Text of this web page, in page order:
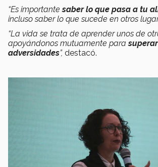
“Es importantesaber lo que pasa a tu
incluso saber lo que sucede en otros
“La vida se trata de aprender unos de
apoyándonos mutuamente para
adversidades”, destacó.